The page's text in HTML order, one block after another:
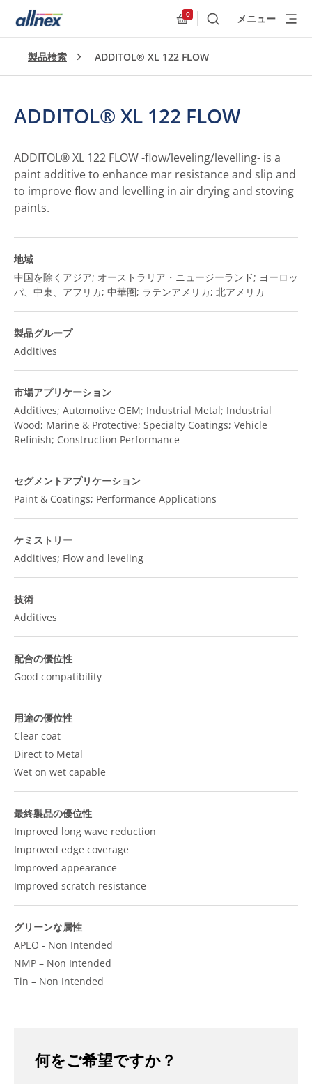
0
検索 メニュー
製品検索 ADDITOL® XL 122 FLOW
ADDITOL® XL 122 FLOW
ADDITOL® XL 122 FLOW -flow/leveling/levelling- is a
paint additive to enhance mar resistance and slip and
to improve flow and levelling in air drying and stoving
paints.
地域
中国を除くアジア; オーストラリア・ニュージーランド; ヨーロッ
パ、中東、アフリカ; 中華圏; ラテンアメリカ; 北アメリカ
製品グループ
Additives
市場アプリケーション
Additives; Automotive OEM; Industrial Metal; Industrial
Wood; Marine & Protective; Specialty Coatings; Vehicle
Refinish; Construction Performance
セグメントアプリケーション
Paint & Coatings; Performance Applications
ケミストリー
Additives; Flow and leveling
技術
Additives
配合の優位性
Good compatibility
用途の優位性
Clear coat
Direct to Metal
Wet on wet capable
最終製品の優位性
Improved long wave reduction
Improved edge coverage
Improved appearance
Improved scratch resistance
グリーンな属性
APEO - Non Intended
NMP – Non Intended
Tin – Non Intended
何をご希望ですか？